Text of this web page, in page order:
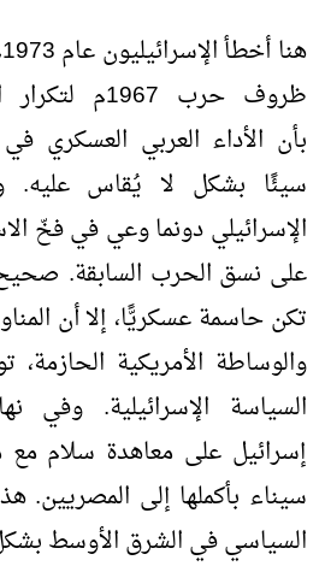
ظروف حرب
بأن الأداء العربي العسكري
سيئًا بشكل لا يُقاس عليه.
الإسرائيلي دونما وعي في فخّ
تكن حاسمة عسكريًّا، إلا أن
والوساطة الأمريكية
السياسة الإسرائيلية. وفي
إسرائيل على معاهدة سلام
سيناء بأكملها إلى المصريين.
السياسي في الشرق الأوسط